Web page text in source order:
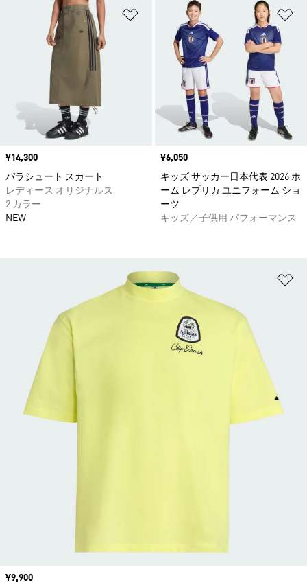
ほしいものリストに追加
価格
¥14,300
パラシュート スカート
レディース オリジナルス
2 カラー
NEW
価格
¥6,050
キッズ サッカー日本代表 2026 ホ
ーム レプリカ ユニフォーム ショ
ーツ
キッズ／子供用 パフォーマンス
価格
¥9,900